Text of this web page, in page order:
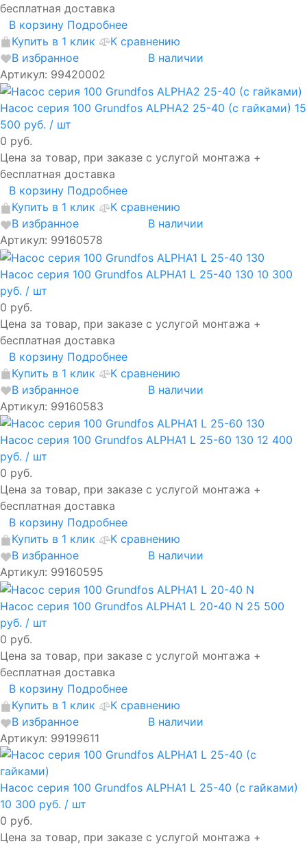
бесплатная доставка
В корзину Подробнее
Купить в 1 клик
К сравнению
В избранное
В наличии
Артикул: 99420002
Насос серия 100 Grundfos ALPHA2 25-40 (с гайками) 15
500 руб. / шт
0 руб.
Цена за товар, при заказе с услугой монтажа +
бесплатная доставка
В корзину Подробнее
Купить в 1 клик
К сравнению
В избранное
В наличии
Артикул: 99160578
Насос серия 100 Grundfos ALPHA1 L 25-40 130 10 300
руб. / шт
0 руб.
Цена за товар, при заказе с услугой монтажа +
бесплатная доставка
В корзину Подробнее
Купить в 1 клик
К сравнению
В избранное
В наличии
Артикул: 99160583
Насос серия 100 Grundfos ALPHA1 L 25-60 130 12 400
руб. / шт
0 руб.
Цена за товар, при заказе с услугой монтажа +
бесплатная доставка
В корзину Подробнее
Купить в 1 клик
К сравнению
В избранное
В наличии
Артикул: 99160595
Насос серия 100 Grundfos ALPHA1 L 20-40 N 25 500
руб. / шт
0 руб.
Цена за товар, при заказе с услугой монтажа +
бесплатная доставка
В корзину Подробнее
Купить в 1 клик
К сравнению
В избранное
В наличии
Артикул: 99199611
Насос серия 100 Grundfos ALPHA1 L 25-40 (с гайками)
10 300 руб. / шт
0 руб.
Цена за товар, при заказе с услугой монтажа +